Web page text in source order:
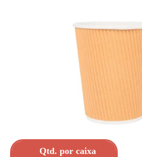
Qtd. por caixa